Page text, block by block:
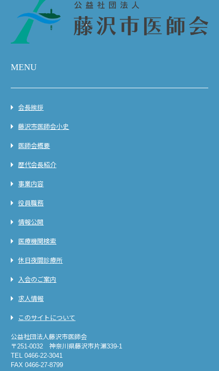
MENU
会長挨拶
藤沢市医師会小史
医師会概要
歴代会長紹介
事業内容
役員職務
情報公開
医療機関検索
休日夜間診療所
入会のご案内
求人情報
このサイトについて
公益社団法人藤沢市医師会
〒251-0032 神奈川県藤沢市片瀬339-1
TEL 0466-22-3041
FAX 0466-27-8799